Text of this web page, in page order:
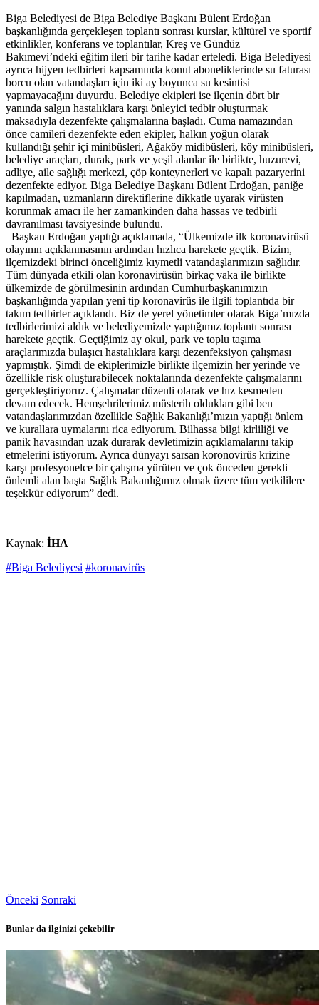
Biga Belediyesi de Biga Belediye Başkanı Bülent Erdoğan
başkanlığında gerçekleşen toplantı sonrası kurslar, kültürel ve sportif
etkinlikler, konferans ve toplantılar, Kreş ve Gündüz
Bakımevi’ndeki eğitim ileri bir tarihe kadar erteledi. Biga Belediyesi
ayrıca hijyen tedbirleri kapsamında konut aboneliklerinde su faturası
borcu olan vatandaşları için iki ay boyunca su kesintisi
yapmayacağını duyurdu. Belediye ekipleri ise ilçenin dört bir
yanında salgın hastalıklara karşı önleyici tedbir oluşturmak
maksadıyla dezenfekte çalışmalarına başladı. Cuma namazından
önce camileri dezenfekte eden ekipler, halkın yoğun olarak
kullandığı şehir içi minibüsleri, Ağaköy midibüsleri, köy minibüsleri,
belediye araçları, durak, park ve yeşil alanlar ile birlikte, huzurevi,
adliye, aile sağlığı merkezi, çöp konteynerleri ve kapalı pazaryerini
dezenfekte ediyor. Biga Belediye Başkanı Bülent Erdoğan, paniğe
kapılmadan, uzmanların direktiflerine dikkatle uyarak virüsten
korunmak amacı ile her zamankinden daha hassas ve tedbirli
davranılması tavsiyesinde bulundu.
Başkan Erdoğan yaptığı açıklamada, “Ülkemizde ilk koronavirüsü
olayının açıklanmasının ardından hızlıca harekete geçtik. Bizim,
ilçemizdeki birinci önceliğimiz kıymetli vatandaşlarımızın sağlıdır.
Tüm dünyada etkili olan koronavirüsün birkaç vaka ile birlikte
ülkemizde de görülmesinin ardından Cumhurbaşkanımızın
başkanlığında yapılan yeni tip koronavirüs ile ilgili toplantıda bir
takım tedbirler açıklandı. Biz de yerel yönetimler olarak Biga’mızda
tedbirlerimizi aldık ve belediyemizde yaptığımız toplantı sonrası
harekete geçtik. Geçtiğimiz ay okul, park ve toplu taşıma
araçlarımızda bulaşıcı hastalıklara karşı dezenfeksiyon çalışması
yapmıştık. Şimdi de ekiplerimizle birlikte ilçemizin her yerinde ve
özellikle risk oluşturabilecek noktalarında dezenfekte çalışmalarını
gerçekleştiriyoruz. Çalışmalar düzenli olarak ve hız kesmeden
devam edecek. Hemşehrilerimiz müsterih oldukları gibi ben
vatandaşlarımızdan özellikle Sağlık Bakanlığı’mızın yaptığı önlem
ve kurallara uymalarını rica ediyorum. Bilhassa bilgi kirliliği ve
panik havasından uzak durarak devletimizin açıklamalarını takip
etmelerini istiyorum. Ayrıca dünyayı sarsan koronovirüs krizine
karşı profesyonelce bir çalışma yürüten ve çok önceden gerekli
önlemli alan başta Sağlık Bakanlığımız olmak üzere tüm yetkililere
teşekkür ediyorum” dedi.
Kaynak: İHA
#Biga Belediyesi #koronavirüs
Önceki Sonraki
Bunlar da ilginizi çekebilir